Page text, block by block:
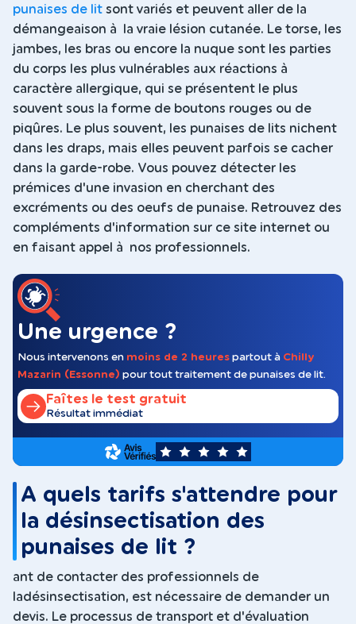
punaises de lit sont variés et peuvent aller de la
démangeaison à la vraie lésion cutanée. Le torse, les
jambes, les bras ou encore la nuque sont les parties
du corps les plus vulnérables aux réactions à
caractère allergique, qui se présentent le plus
souvent sous la forme de boutons rouges ou de
piqûres. Le plus souvent, les punaises de lits nichent
dans les draps, mais elles peuvent parfois se cacher
dans la garde-robe. Vous pouvez détecter les
prémices d'une invasion en cherchant des
excréments ou des oeufs de punaise. Retrouvez des
compléments d'information sur ce site internet ou
en faisant appel à nos professionnels.
Une urgence ?
Nous intervenons en moins de 2 heures partout à Chilly
Mazarin (Essonne) pour tout traitement de punaises de lit.
Faîtes le test gratuit
Résultat immédiat
5
A quels tarifs s'attendre pour
la désinsectisation des
punaises de lit ?
ant de contacter des professionnels de
ladésinsectisation, est nécessaire de demander un
devis. Le processus de transport et d'évaluation